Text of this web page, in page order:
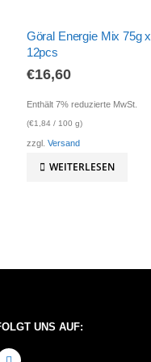
Göral Energie Mix 75g x
12pcs
€16,60
Enthält 7% reduzierte MwSt.
(€1,84/ 100 g)
zzgl. Versand
WEITERLESEN
UNS AUF: